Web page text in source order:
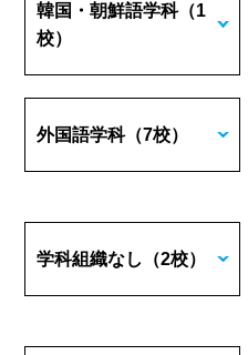
韓国・朝鮮語学科（1
校）
外国語学科（7校）
学科組織なし （2校）